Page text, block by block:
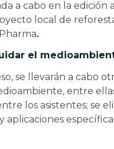
a cabo en la edición
local de
.
el
se llevarán a cabo
entre
los asistentes; se
aplicaciones